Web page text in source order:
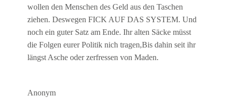
wollen den Menschen des Geld aus den Taschen
ziehen. Deswegen FICK AUF DAS SYSTEM. Und
noch ein guter Satz am Ende. Ihr alten Säcke müsst
die Folgen eurer Politik nich tragen,Bis dahin seit ihr
längst Asche oder zerfressen von Maden.
Anonym